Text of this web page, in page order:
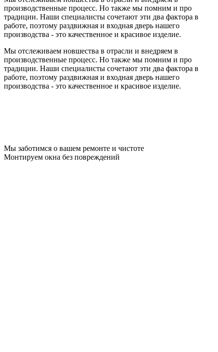
производственные процесс. Но также мы помним и про
традиции. Наши специалисты сочетают эти два фактора в
работе, поэтому раздвижная и входная дверь нашего
производства - это качественное и красивое изделие.
Мы отслеживаем новшества в отрасли и внедряем в
производственные процесс. Но также мы помним и про
традиции. Наши специалисты сочетают эти два фактора в
работе, поэтому раздвижная и входная дверь нашего
производства - это качественное и красивое изделие.
Мы заботимся о вашем ремонте и чистоте
Монтируем окна без повреждений